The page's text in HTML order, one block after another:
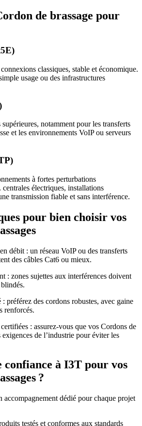
de brassage pour
classiques, stable et économique.
usage ou des infrastructures
notamment pour les transferts
et les environnements VoIP ou serveurs
à fortes perturbations
électriques, installations
transmission fiable et sans interférence.
pour bien choisir vos
débit : un réseau VoIP ou des transferts
des câbles Cat6 ou mieux.
: zones sujettes aux interférences doivent
préférez des cordons robustes, avec gaine
renforcés.
: assurez-vous que vos Cordons de
exigences de l’industrie pour éviter les
à I3T pour vos
?
accompagnement dédié pour chaque projet
testés et conformes aux standards